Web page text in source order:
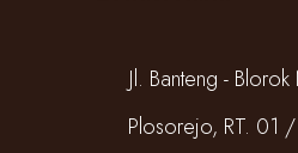
Jl. Banteng -
Plosorejo, RT. 01